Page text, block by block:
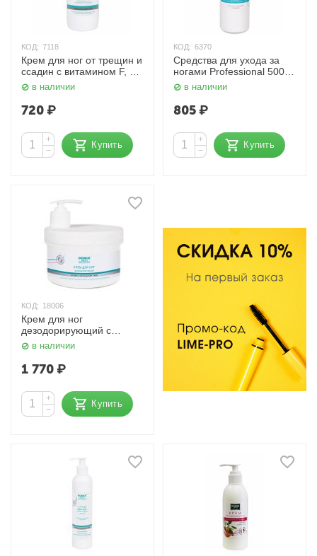
КОД: 7118
Крем для ног от трещин и
ссадин с витамином F, E,
D-пантенолом и
коллоидным серебром
"Серебряная линия" 500
мл. Domix
в наличии
720₽
+
−
Купить
КОД: 6370
Средства для ухода за
ногами Professional 500
мл. Domix
в наличии
805₽
+
−
Купить
КОД: 18006
Крем для ног
дезодорирующий с
серебром и маслом
чайного дерева 500 мл.
Domix
в наличии
1 770₽
+
−
Купить